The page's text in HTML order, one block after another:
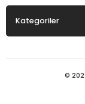
Kategoriler
©